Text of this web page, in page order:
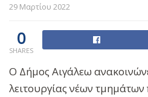
29 Μαρτίου 2022
0
SHARES
Ο Δήμος Αιγάλεω
λειτουργίας νέων τμημάτων